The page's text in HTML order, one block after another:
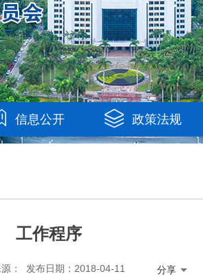
信息公开 政策法规
工作程序
： 发布日期：2018-04-11 分享